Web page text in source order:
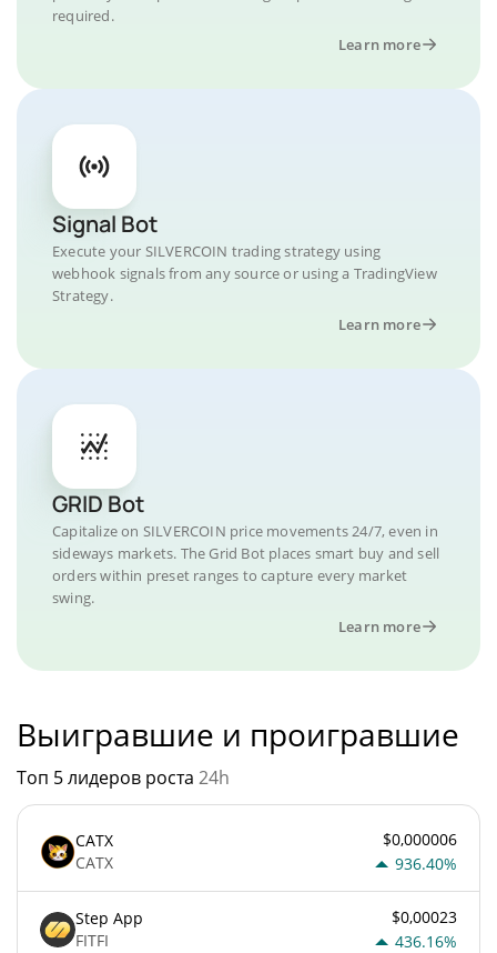
required.
Learn more
Signal Bot
Execute your SILVERCOIN trading strategy using
webhook signals from any source or using a TradingView
Strategy.
Learn more
GRID Bot
Capitalize on SILVERCOIN price movements 24/7, even in
sideways markets. The Grid Bot places smart buy and sell
orders within preset ranges to capture every market
swing.
Learn more
Выигравшие и проигравшие
Топ 5 лидеров роста 24h
CATX
CATX
$0,000006
936.40%
Step App
FITFI
$0,00023
436.16%